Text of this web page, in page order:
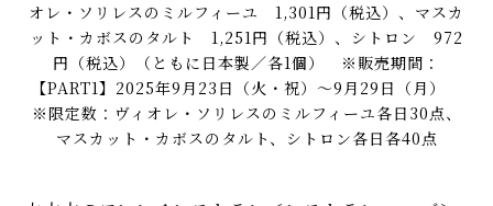
オレ・ソリレスのミルフィーユ 1,301円（税込）、マスカ
ット・カボスのタルト 1,251円（税込）、シトロン 972
円（税込）（ともに日本製／各1個） ※販売期間：
【PART1】2025年9月23日（火・祝）〜9月29日（月）
※限定数：ヴィオレ・ソリレスのミルフィーユ各日30点、
マスカット・カボスのタルト、シトロン各日各40点